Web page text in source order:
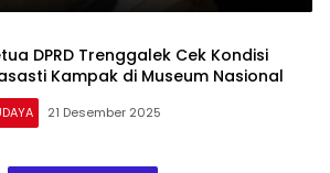
DPRD Trenggalek Cek Kondisi
Kampak di Museum Nasional
21 Desember 2025